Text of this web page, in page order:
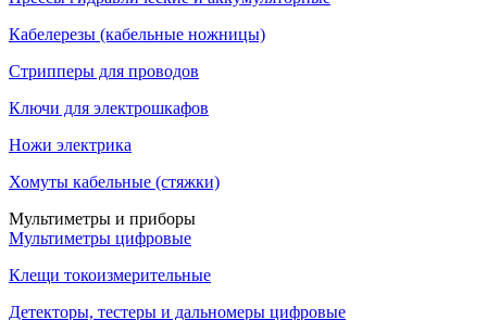
Кабелерезы (кабельные ножницы)
Стрипперы для проводов
Ключи для электрошкафов
Ножи электрика
Хомуты кабельные (стяжки)
Мультиметры и приборы
Мультиметры цифровые
Клещи токоизмерительные
Детекторы, тестеры и дальномеры цифровые